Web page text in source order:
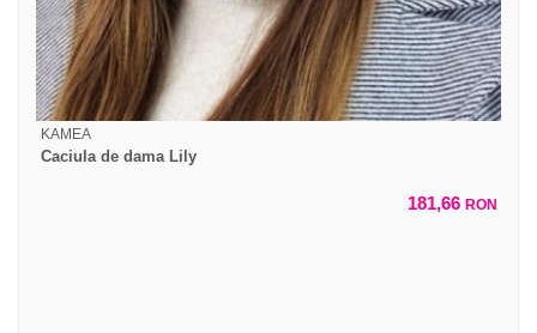
KAMEA
Caciula de dama Lily
181,66 RON